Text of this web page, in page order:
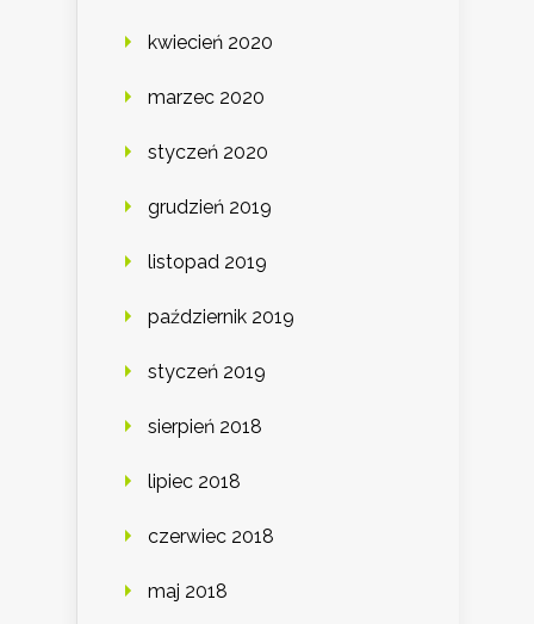
kwiecień 2020
marzec 2020
styczeń 2020
grudzień 2019
listopad 2019
październik 2019
styczeń 2019
sierpień 2018
lipiec 2018
czerwiec 2018
maj 2018